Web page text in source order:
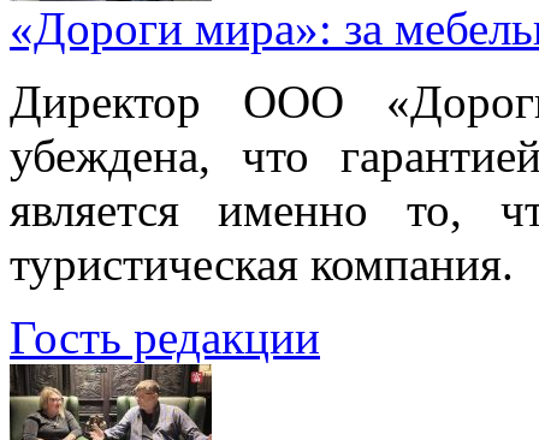
«Дороги мира»: за
Директор ООО
убеждена, что
является именно то,
туристическая компания.
Гость редакции